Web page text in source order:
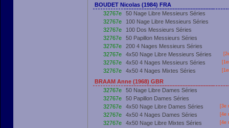
BOUDET Nicolas (1984) FRA
32767e
50 Nage Libre Messieurs Séries
32767e
100 Nage Libre Messieurs Séries
32767e
100 Dos Messieurs Séries
32767e
50 Papillon Messieurs Séries
32767e
200 4 Nages Messieurs Séries
32767e
4x50 Nage Libre Messieurs Séries
32767e 4x50 4 Nages Messieurs Séries [
32767e 4x50 4 Nages Mixtes Séries [
BRAAM Anne (1968) GBR
32767e
50 Nage Libre Dames Séries
32767e
50 Papillon Dames Séries
32767e
4x50 Nage Libre Dames Séries [3e
32767e 4x50 4 Nages Dames Séries [4e
32767e 4x50 Nage Libre Mixtes Séries [4e